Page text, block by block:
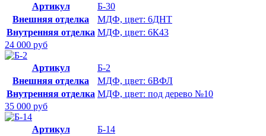
Артикул
Б-30
Внешняя отделка
МДФ, цвет: 6ДНТ
Внутренняя отделка МДФ, цвет: 6К43
24 000 руб
Артикул
Б-2
Внешняя отделка
МДФ, цвет: 6ВФЛ
Внутренняя отделка МДФ, цвет: под дерево №10
35 000 руб
Артикул
Б-14